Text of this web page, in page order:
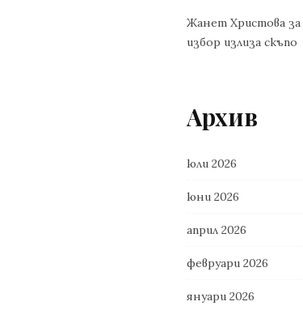
Жанет Христова за
избор излиза скъпо
Архив
юли 2026
юни 2026
април 2026
февруари 2026
януари 2026